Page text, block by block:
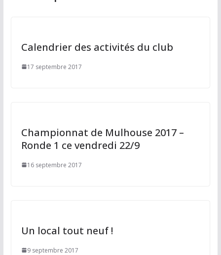
Calendrier des activités du club
17 septembre 2017
Championnat de Mulhouse 2017 –
Ronde 1 ce vendredi 22/9
16 septembre 2017
Un local tout neuf !
9 septembre 2017